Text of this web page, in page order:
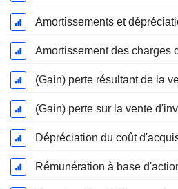
Amortissements et
(Gain) perte résultant de la
Rémunération à base